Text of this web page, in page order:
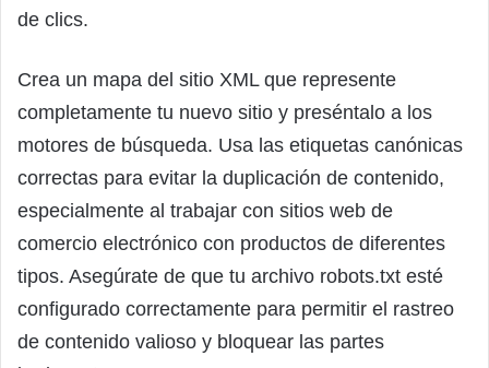
de clics.
Crea un mapa del sitio XML que represente
completamente tu nuevo sitio y preséntalo a los
motores de búsqueda. Usa las etiquetas canónicas
correctas para evitar la duplicación de contenido,
especialmente al trabajar con sitios web de
comercio electrónico con productos de diferentes
tipos. Asegúrate de que tu archivo robots.txt esté
configurado correctamente para permitir el rastreo
de contenido valioso y bloquear las partes